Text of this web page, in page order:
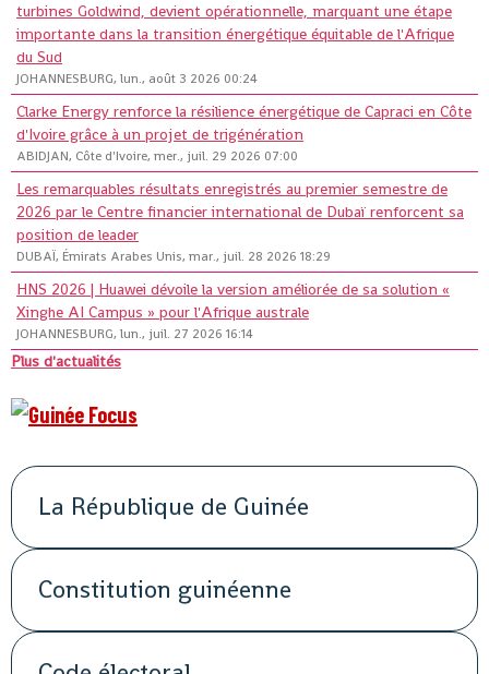
turbines Goldwind, devient opérationnelle, marquant une étape
importante dans la transition énergétique équitable de l'Afrique
du Sud
JOHANNESBURG, lun., août 3 2026 00:24
Clarke Energy renforce la résilience énergétique de Capraci en Côte
d'Ivoire grâce à un projet de trigénération
ABIDJAN, Côte d'Ivoire, mer., juil. 29 2026 07:00
Les remarquables résultats enregistrés au premier semestre de
2026 par le Centre financier international de Dubaï renforcent sa
position de leader
DUBAÏ, Émirats Arabes Unis, mar., juil. 28 2026 18:29
HNS 2026 | Huawei dévoile la version améliorée de sa solution «
Xinghe AI Campus » pour l'Afrique australe
JOHANNESBURG, lun., juil. 27 2026 16:14
Plus d'actualités
La République de Guinée
Constitution guinéenne